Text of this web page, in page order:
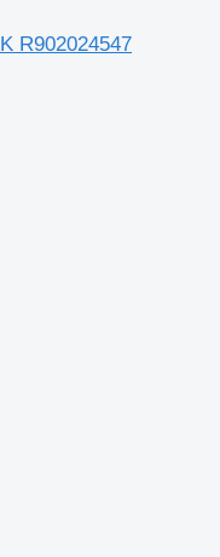
R902024547